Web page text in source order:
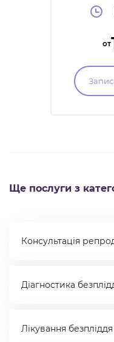
от
Ще послуги з
Консультація
Діагностика
Лікування безпліддя